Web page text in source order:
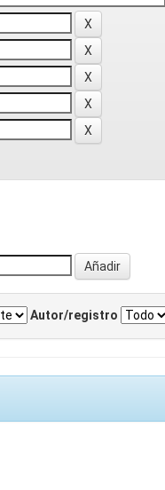
Autor/registro